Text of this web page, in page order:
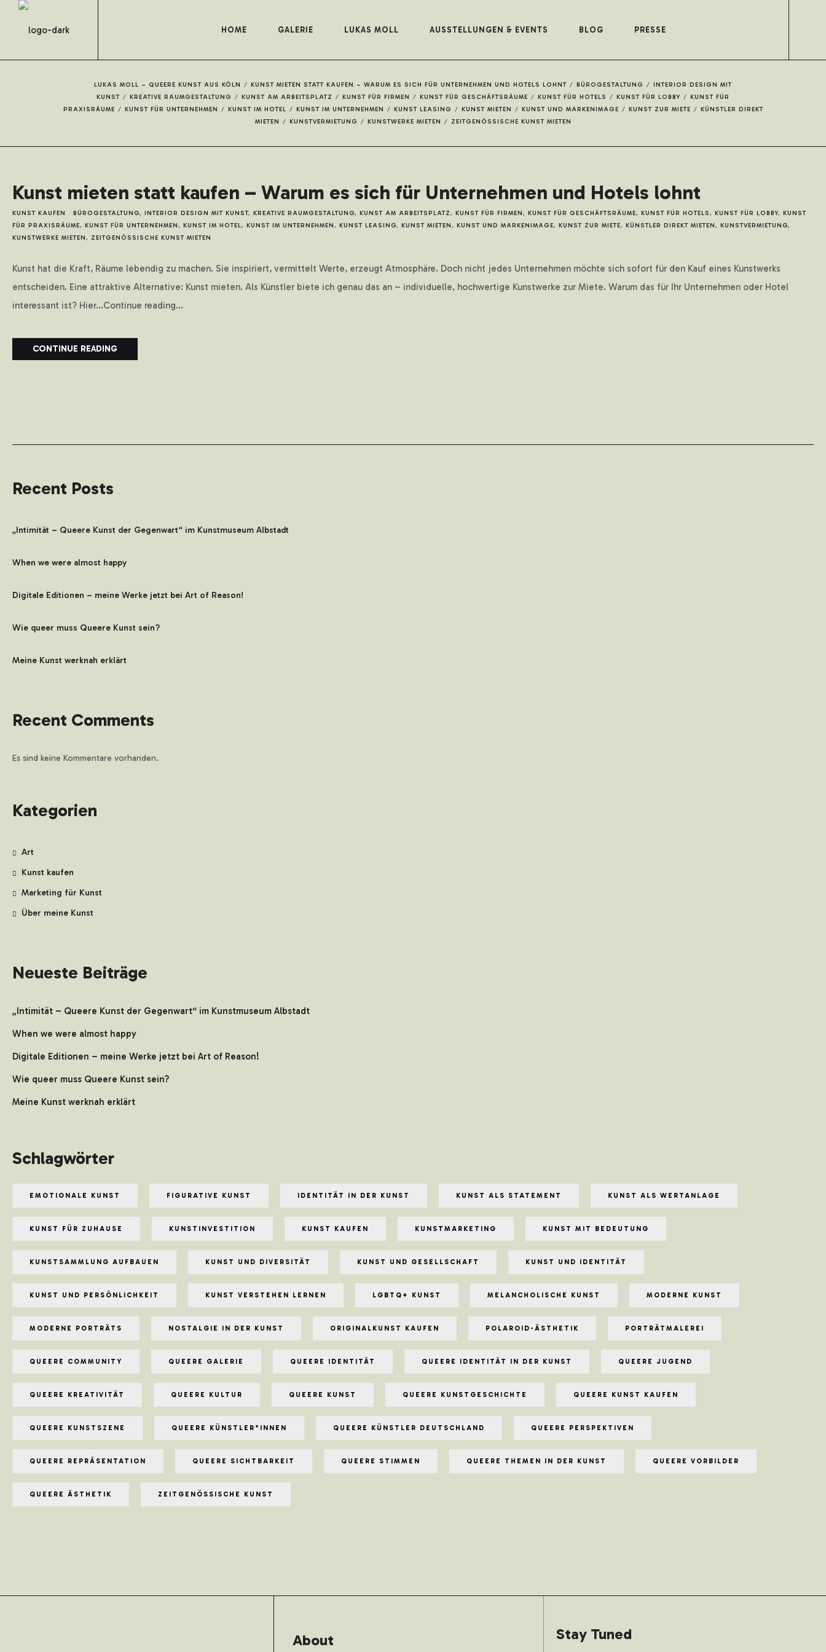
HOME GALERIE LUKAS MOLL AUSSTELLUNGEN & EVENTS BLOG PRESSE
LUKAS MOLL – QUEERE KUNST AUS KÖLN / KUNST MIETEN STATT KAUFEN – WARUM ES SICH FÜR UNTERNEHMEN UND HOTELS LOHNT / BÜROGESTALTUNG / INTERIOR DESIGN MIT
KUNST / KREATIVE RAUMGESTALTUNG / KUNST AM ARBEITSPLATZ / KUNST FÜR FIRMEN / KUNST FÜR GESCHÄFTSRÄUME / KUNST FÜR HOTELS / KUNST FÜR LOBBY / KUNST FÜR
PRAXISRÄUME / KUNST FÜR UNTERNEHMEN / KUNST IM HOTEL / KUNST IM UNTERNEHMEN / KUNST LEASING / KUNST MIETEN / KUNST UND MARKENIMAGE / KUNST ZUR MIETE / KÜNSTLER DIREKT
MIETEN / KUNSTVERMIETUNG / KUNSTWERKE MIETEN / ZEITGENÖSSISCHE KUNST MIETEN
Kunst mieten statt kaufen – Warum es sich für Unternehmen und Hotels lohnt
KUNST KAUFEN BÜROGESTALTUNG, INTERIOR DESIGN MIT KUNST, KREATIVE RAUMGESTALTUNG, KUNST AM ARBEITSPLATZ, KUNST FÜR FIRMEN, KUNST FÜR GESCHÄFTSRÄUME, KUNST FÜR HOTELS, KUNST FÜR LOBBY, KUNST
FÜR PRAXISRÄUME, KUNST FÜR UNTERNEHMEN, KUNST IM HOTEL, KUNST IM UNTERNEHMEN, KUNST LEASING, KUNST MIETEN, KUNST UND MARKENIMAGE, KUNST ZUR MIETE, KÜNSTLER DIREKT MIETEN, KUNSTVERMIETUNG,
KUNSTWERKE MIETEN, ZEITGENÖSSISCHE KUNST MIETEN
Kunst hat die Kraft, Räume lebendig zu machen. Sie inspiriert, vermittelt Werte, erzeugt Atmosphäre. Doch nicht jedes Unternehmen möchte sich sofort für den Kauf eines Kunstwerks
entscheiden. Eine attraktive Alternative: Kunst mieten. Als Künstler biete ich genau das an – individuelle, hochwertige Kunstwerke zur Miete. Warum das für Ihr Unternehmen oder Hotel
interessant ist? Hier...Continue reading...
CONTINUE READING
Recent Posts
„Intimität – Queere Kunst der Gegenwart“ im Kunstmuseum Albstadt
When we were almost happy
Digitale Editionen – meine Werke jetzt bei Art of Reason!
Wie queer muss Queere Kunst sein?
Meine Kunst werknah erklärt
Recent Comments
Es sind keine Kommentare vorhanden.
Kategorien
Art
Kunst kaufen
Marketing für Kunst
Über meine Kunst
Neueste Beiträge
„Intimität – Queere Kunst der Gegenwart“ im Kunstmuseum Albstadt
When we were almost happy
Digitale Editionen – meine Werke jetzt bei Art of Reason!
Wie queer muss Queere Kunst sein?
Meine Kunst werknah erklärt
Schlagwörter
EMOTIONALE KUNST FIGURATIVE KUNST IDENTITÄT IN DER KUNST KUNST ALS STATEMENT KUNST ALS WERTANLAGE
KUNST FÜR ZUHAUSE KUNSTINVESTITION KUNST KAUFEN KUNSTMARKETING KUNST MIT BEDEUTUNG
KUNSTSAMMLUNG AUFBAUEN KUNST UND DIVERSITÄT KUNST UND GESELLSCHAFT KUNST UND IDENTITÄT
KUNST UND PERSÖNLICHKEIT KUNST VERSTEHEN LERNEN LGBTQ+ KUNST MELANCHOLISCHE KUNST MODERNE KUNST
MODERNE PORTRÄTS NOSTALGIE IN DER KUNST ORIGINALKUNST KAUFEN POLAROID-ÄSTHETIK PORTRÄTMALEREI
QUEERE COMMUNITY QUEERE GALERIE QUEERE IDENTITÄT QUEERE IDENTITÄT IN DER KUNST QUEERE JUGEND
QUEERE KREATIVITÄT QUEERE KULTUR QUEERE KUNST QUEERE KUNSTGESCHICHTE QUEERE KUNST KAUFEN
QUEERE KUNSTSZENE QUEERE KÜNSTLER*INNEN QUEERE KÜNSTLER DEUTSCHLAND QUEERE PERSPEKTIVEN
QUEERE REPRÄSENTATION QUEERE SICHTBARKEIT QUEERE STIMMEN QUEERE THEMEN IN DER KUNST QUEERE VORBILDER
QUEERE ÄSTHETIK ZEITGENÖSSISCHE KUNST
About Stay Tuned